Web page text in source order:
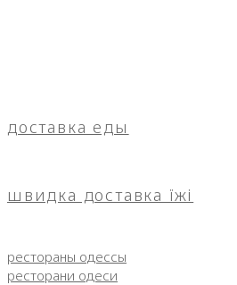
доставка еды
швидка доставка їжі
рестораны одессы
ресторани одеси